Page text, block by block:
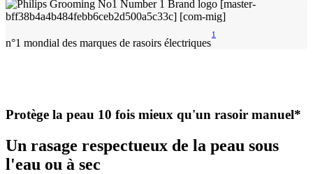
n°1 mondial des marques de rasoirs électriques
1
Protège la peau 10 fois mieux qu'un rasoir manuel*
Un rasage respectueux de la peau sous
l'eau ou à sec